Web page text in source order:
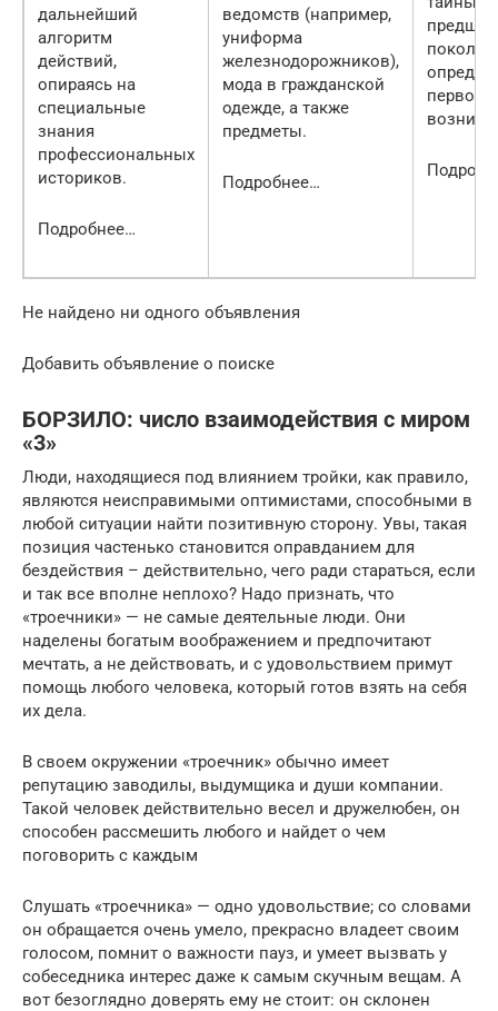
дальнейший
алгоритм
действий,
опираясь на
специальные
знания
профессиональных
историков.
Подробнее…
ведомств (например,
униформа
железнодорожников),
мода в гражданской
одежде, а также
предметы.
Подробнее…
Не найдено ни одного объявления
Добавить объявление о поиске
БОРЗИЛО: число взаимодействия с миром
«3»
Люди, находящиеся под влиянием тройки, как правило,
являются неисправимыми оптимистами, способными в
любой ситуации найти позитивную сторону. Увы, такая
позиция частенько становится оправданием для
бездействия – действительно, чего ради стараться, если
и так все вполне неплохо? Надо признать, что
«троечники» — не самые деятельные люди. Они
наделены богатым воображением и предпочитают
мечтать, а не действовать, и с удовольствием примут
помощь любого человека, который готов взять на себя
их дела.
В своем окружении «троечник» обычно имеет
репутацию заводилы, выдумщика и души компании.
Такой человек действительно весел и дружелюбен, он
способен рассмешить любого и найдет о чем
поговорить с каждым
Слушать «троечника» — одно удовольствие; со словами
он обращается очень умело, прекрасно владеет своим
голосом, помнит о важности пауз, и умеет вызвать у
собеседника интерес даже к самым скучным вещам. А
вот безоглядно доверять ему не стоит: он склонен